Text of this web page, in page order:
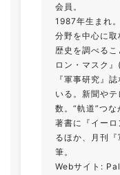
会員。
1987年生まれ
分野を中心に
歴史を調べる
ロン・マスク
『軍事研究』
いる。新聞や
数。“軌道”つな
著書に『イー
るほか、月刊
筆。
Webサイト: